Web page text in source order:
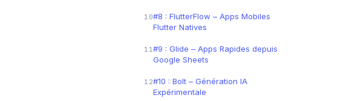
10#8 : FlutterFlow – Apps Mobiles
Flutter Natives
11#9 : Glide – Apps Rapides depuis
Google Sheets
12#10 : Bolt – Génération IA
Expérimentale